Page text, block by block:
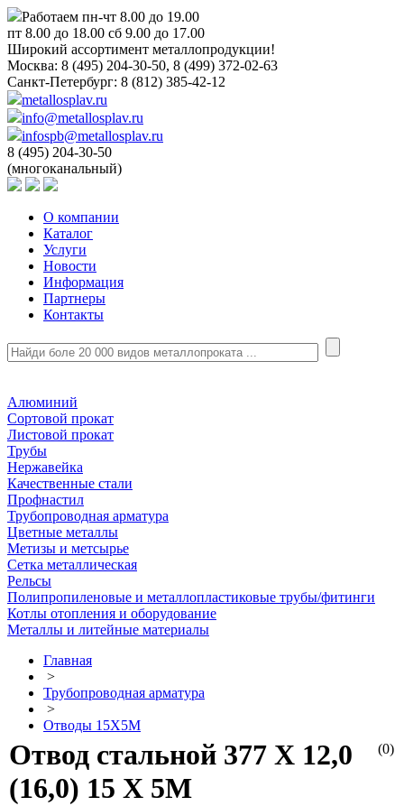
Работаем пн-чт 8.00 до 19.00
пт 8.00 до 18.00 сб 9.00 до 17.00
Широкий ассортимент металлопродукции!
Москва: 8 (495) 204-30-50, 8 (499) 372-02-63
Санкт-Петербург: 8 (812) 385-42-12
metallosplav.ru
info@metallosplav.ru
infospb@metallosplav.ru
8 (495) 204-30-50
(многоканальный)
О компании
Каталог
Услуги
Новости
Информация
Партнеры
Контакты
Алюминий
Сортовой прокат
Листовой прокат
Трубы
Нержавейка
Качественные стали
Профнастил
Трубопроводная арматура
Цветные металлы
Метизы и метсырье
Сетка металлическая
Рельсы
Полипропиленовые и металлопластиковые трубы/фитинги
Котлы отопления и оборудование
Металлы и литейные материалы
Главная
>
Трубопроводная арматура
>
Отводы 15Х5М
(0)
Отвод стальной 377 Х 12,0
(16,0) 15 Х 5М